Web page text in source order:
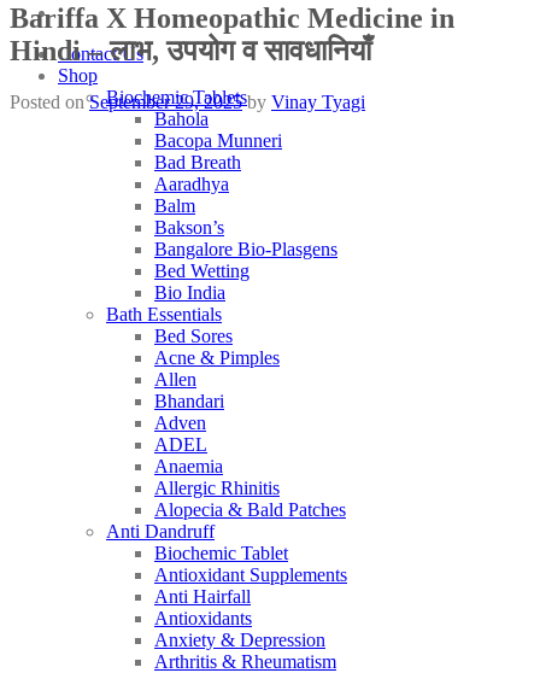
Contact Us
Shop
Biochemic Tablets
Bahola
Bacopa Munneri
Bad Breath
Aaradhya
Balm
Bakson’s
Bangalore Bio-Plasgens
Bed Wetting
Bio India
Bath Essentials
Bed Sores
Acne & Pimples
Allen
Bhandari
Adven
ADEL
Anaemia
Allergic Rhinitis
Alopecia & Bald Patches
Anti Dandruff
Biochemic Tablet
Antioxidant Supplements
Anti Hairfall
Antioxidants
Anxiety & Depression
Arthritis & Rheumatism
Bariffa X Homeopathic Medicine in
Hindi – लाभ, उपयोग व सावधानियाँ
Posted onSeptember 29, 2025 by Vinay Tyagi